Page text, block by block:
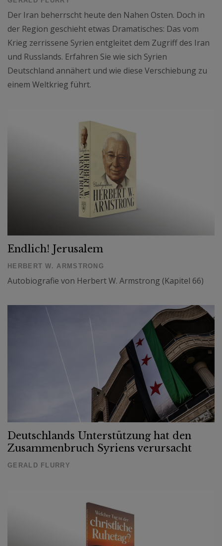
Der Iran beherrscht heute den Nahen Osten. Doch in
der Region geschieht etwas Dramatisches: Das vom
Krieg zerrissene Syrien entgleitet dem Zugriff des Iran
und Russlands. Erfahren Sie wie sich Syrien
Deutschland annähert und wie diese Verschiebung zu
einem Weltkrieg führt.
Endlich! Jerusalem
HERBERT W. ARMSTRONG
Autobiografie von Herbert W. Armstrong (Kapitel 66)
Deutschlands Unterstützung hat den
Zusammenbruch Syriens verursacht
GERALD FLURRY